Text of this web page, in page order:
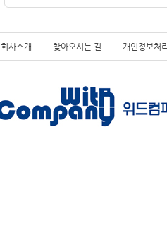
회사소개 찾아오시는 길 개인정보처